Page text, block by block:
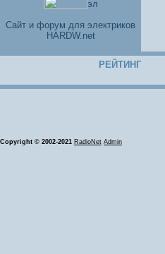
Cайт и форум для электриков
HARDW.net
РЕЙТИНГ
Copyright © 2002-2021 RadioNet Admin